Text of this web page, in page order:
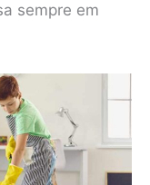
sempre em